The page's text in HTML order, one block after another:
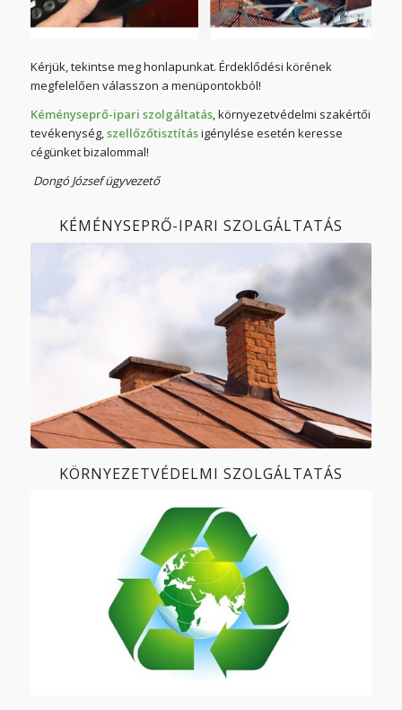
Kérjük, tekintse meg honlapunkat. Érdeklődési körének
megfelelően válasszon a menüpontokból!
Kéményseprő-ipari szolgáltatás, környezetvédelmi szakértői
tevékenység,szellőzőtisztításigénylése esetén keresse
cégünket bizalommal!
Dongó József ügyvezető
KÉMÉNYSEPRŐ-IPARI SZOLGÁLTATÁS
KÖRNYEZETVÉDELMI SZOLGÁLTATÁS